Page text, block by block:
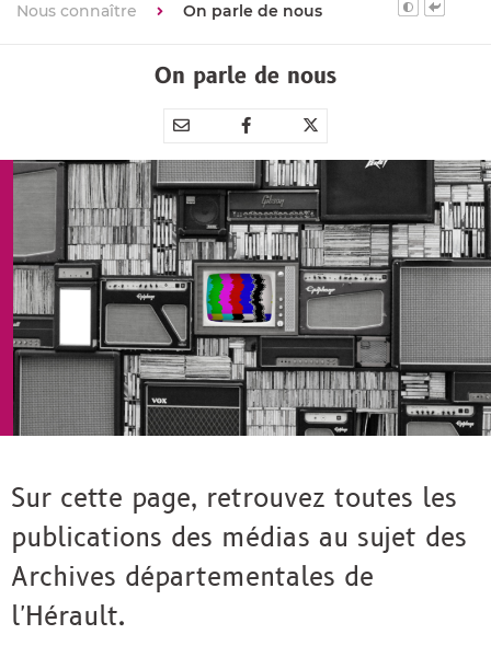
Nous connaître
On parle de nous
On parle de nous
Partager
par
e-
mail
Partager
sur
Facebook
Partager
sur
Twitter
Sur cette page, retrouvez toutes les
publications des médias au sujet des
Archives départementales de
l'Hérault.